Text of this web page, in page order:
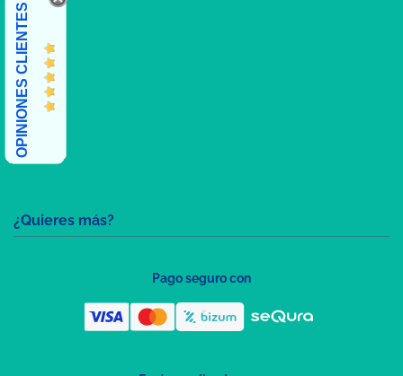
¿Quieres más?
OPINIONES CLIENTES
Pago seguro con